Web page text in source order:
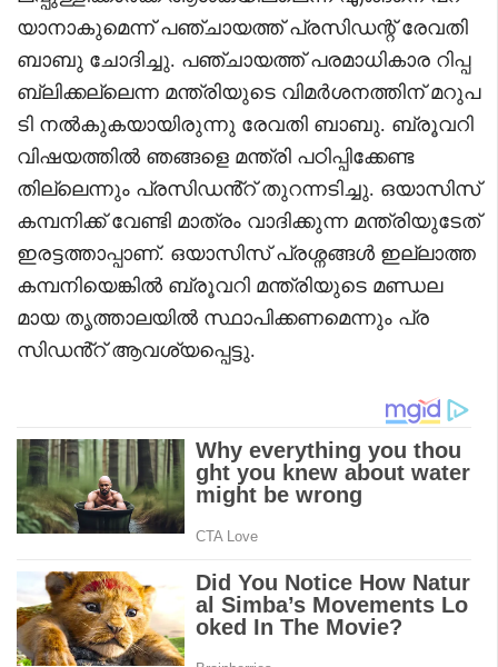
യാനാകുമെന്ന് പഞ്ചായത്ത് പ്രസിഡന്റ് രേവതി
ബാബു ചോദിച്ചു. പഞ്ചായത്ത് പരമാധികാര റിപ്പ
ബ്ലിക്കല്ലെന്ന മന്ത്രിയുടെ വിമർശനത്തിന് മറുപ
ടി നൽകുകയായിരുന്നു രേവതി ബാബു. ബ്രൂവറി
വിഷയത്തിൽ ഞങ്ങളെ മന്ത്രി പഠിപ്പിക്കേണ്ട
തില്ലെന്നും പ്രസിഡൻ്റ് തുറന്നടിച്ചു. ഒയാസിസ്
കമ്പനിക്ക് വേണ്ടി മാത്രം വാദിക്കുന്ന മന്ത്രിയുടേത്
ഇരട്ടത്താപ്പാണ്. ഒയാസിസ് പ്രശ്നങ്ങൾ ഇല്ലാത്ത
കമ്പനിയെങ്കിൽ ബ്രൂവറി മന്ത്രിയുടെ മണ്ഡല
മായ തൃത്താലയിൽ സ്ഥാപിക്കണമെന്നും പ്ര
സിഡൻ്റ് ആവശ്യപ്പെട്ടു.